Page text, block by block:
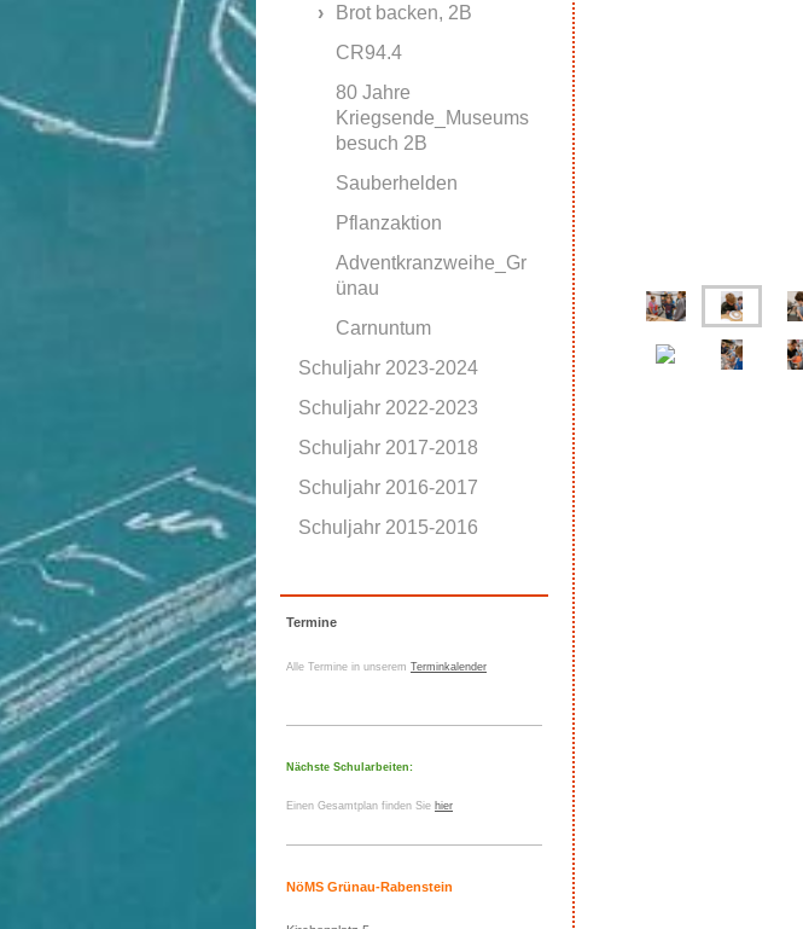
Brot backen, 2B
CR94.4
80 Jahre
Kriegsende_Museums
besuch 2B
Sauberhelden
Pflanzaktion
Adventkranzweihe_Gr
ünau
Carnuntum
Schuljahr 2023-2024
Schuljahr 2022-2023
Schuljahr 2017-2018
Schuljahr 2016-2017
Schuljahr 2015-2016
Termine
Alle Termine in unserem Terminkalender
Nächste Schularbeiten:
Einen Gesamtplan finden Sie hier
NöMS Grünau-Rabenstein